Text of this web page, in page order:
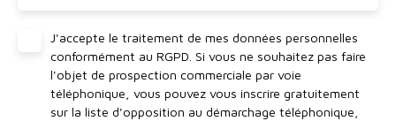
J'accepte le traitement de mes données personnelles
conformément au RGPD. Si vous ne souhaitez pas faire
l'objet de prospection commerciale par voie
téléphonique, vous pouvez vous inscrire gratuitement
sur la liste d'opposition au démarchage téléphonique,